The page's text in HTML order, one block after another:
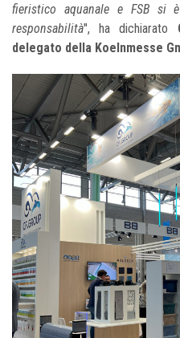
fieristico aquanale e FSB si
responsabilità", ha dichiarato
delegato della Koelnmesse